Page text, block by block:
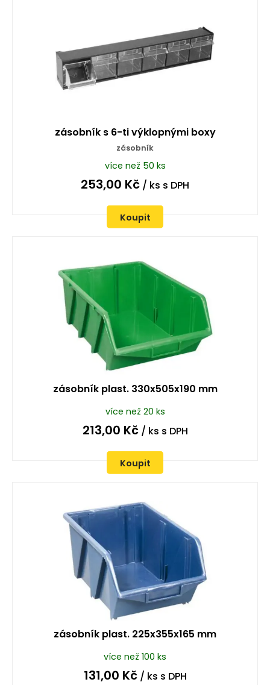
zásobník s 6-ti výklopnými boxy
zásobník
více než 50 ks
253,00 Kč / ks s DPH
Koupit
zásobník plast. 330x505x190 mm
více než 20 ks
213,00 Kč/ ks s DPH
Koupit
zásobník plast. 225x355x165 mm
více než 100 ks
131,00 Kč/ ks s DPH